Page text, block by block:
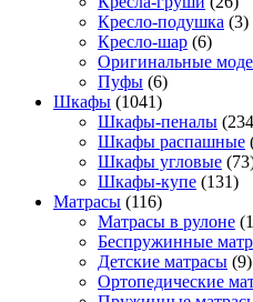
Кресло-подушка (3)
Кресло-шар (6)
Оригинальные
Пуфы (6)
Шкафы (1041)
Шкафы-пеналы
Шкафы распашные
Шкафы угловые
Шкафы-купе (131)
Матрасы (116)
Матрасы в рулоне
Беспружинные
Детские матрасы (9)
Ортопедические